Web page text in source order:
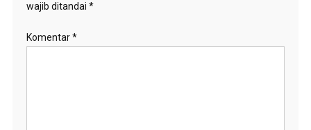
wajib ditandai *
Komentar*